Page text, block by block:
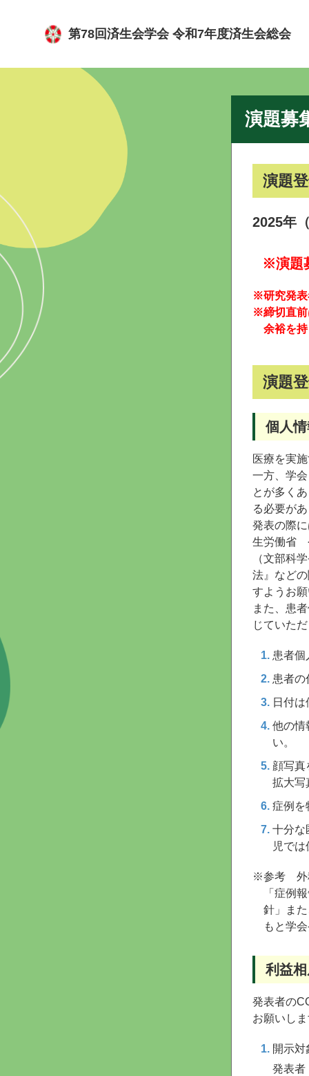
第78回済生会学会 令和7年度済生会総会
演題募
演題
2025年
※演題
※研究発表
※締切直前
余裕を
演題
個人
医療を実
一方、学
とが多く
る必要が
発表の際
生労働省
（文部科
法』など
すようお
また、患
じていた
患者個
患者の
日付
他の情
い。
顔写真
拡大写
症例を
十分な
児で
※参考 外
「症例
針」ま
もと学
利益
発表者の
お願いし
開示対
発表者